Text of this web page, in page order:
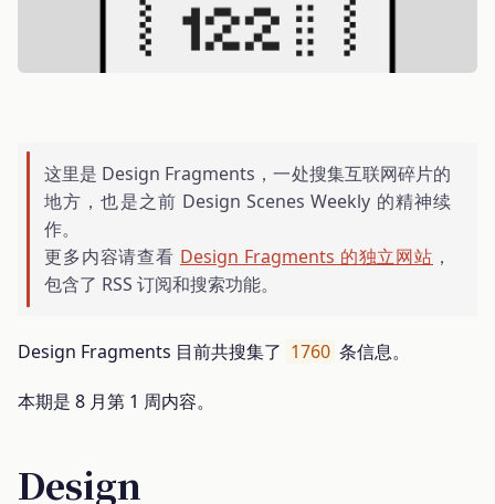
这里是 Design Fragments，一处搜集互联网碎片的
地方，也是之前 Design Scenes Weekly 的精神续
作。
更多内容请查看 Design Fragments 的独立网站 ，
包含了 RSS 订阅和搜索功能。
Design Fragments 目前共搜集了 1760 条信息。
本期是 8 月第 1 周内容。
Design